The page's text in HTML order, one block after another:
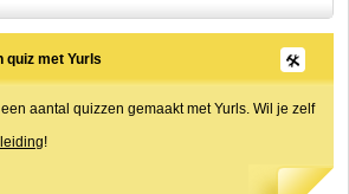
quiz met Yurls
aantal quizzen gemaakt met Yurls. Wil je zelf
!